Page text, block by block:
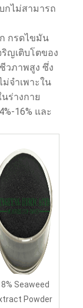
กไม่สามารถ
กรดไขมัน
ญเติบโตของ
วภาพสูง ซึ่ง
จำเพาะใน
ร่างกาย
16% และ
Seaweed
Powder